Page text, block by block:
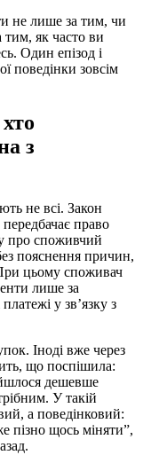
не лише за тим, чи
тим, як часто ви
Один епізод і
поведінки зовсім
з
не всі. Закон
право
про споживчий
пояснення причин,
цьому споживач
лише за
у зв’язку з
Іноді вже через
що поспішила:
дешевше
У такій
а поведінковий:
пізно щось міняти”,